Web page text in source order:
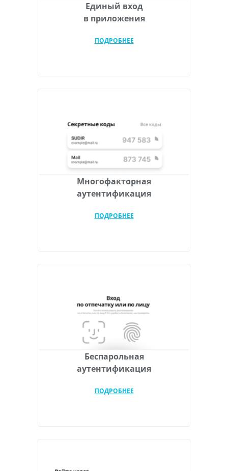
Единый вход
в приложения
ПОДРОБНЕЕ
Многофакторная
аутентификация
ПОДРОБНЕЕ
Беспарольная
аутентификация
ПОДРОБНЕЕ